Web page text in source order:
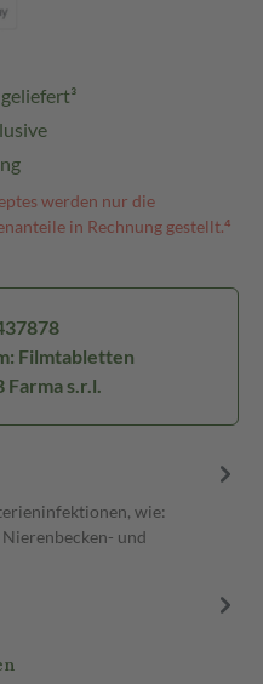
werden nur die
in Rechnung gestellt.⁴
Filmtabletten
s.r.l.
wie:
und